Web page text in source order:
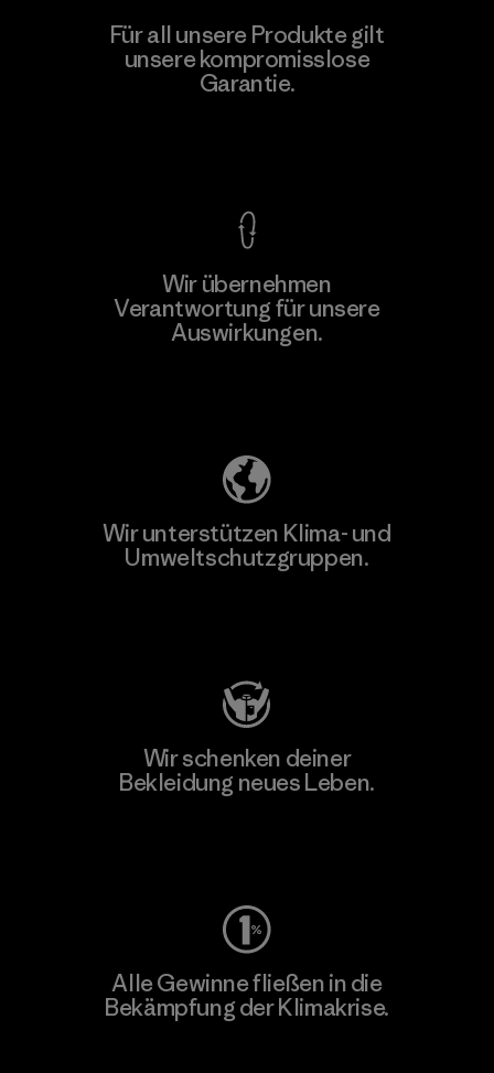
PT Kanindo Makmur Jaya
Für all unsere Produkte gilt
unsere kompromisslose
Garantie.
Wir übernehmen
Verantwortung für unsere
Auswirkungen.
Wir unterstützen Klima- und
Umweltschutzgruppen.
Wir schenken deiner
Bekleidung neues Leben.
Alle Gewinne fließen in die
Bekämpfung der Klimakrise.